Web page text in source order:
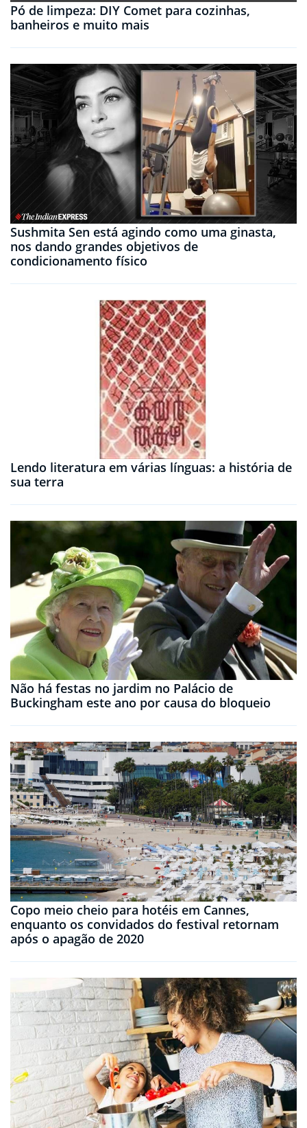
Pó de limpeza: DIY Comet para cozinhas,
banheiros e muito mais
Sushmita Sen está agindo como uma ginasta,
nos dando grandes objetivos de
condicionamento físico
Lendo literatura em várias línguas: a história de
sua terra
Não há festas no jardim no Palácio de
Buckingham este ano por causa do bloqueio
Copo meio cheio para hotéis em Cannes,
enquanto os convidados do festival retornam
após o apagão de 2020